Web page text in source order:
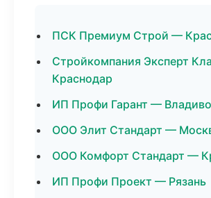
ПСК Премиум Строй —
Стройкомпания Эксперт
Краснодар
ИП Профи Гарант —
ООО Элит Стандарт —
ООО Комфорт Стандарт —
ИП Профи Проект — Рязань